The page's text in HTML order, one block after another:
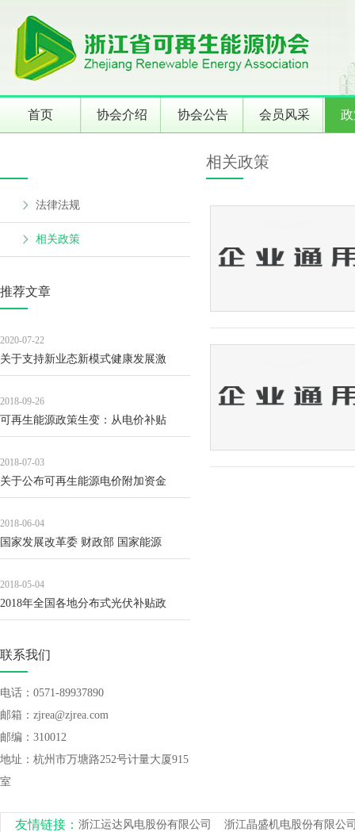
首页 协会介绍 协会公告 会员风采
法律法规
相关政策
推荐文章
2020-07-22
关于支持新业态新模式健康发展激
2018-09-26
可再生能源政策生变：从电价补贴
2018-07-03
关于公布可再生能源电价附加资金
2018-06-04
国家发展改革委 财政部 国家能源
2018-05-04
2018年全国各地分布式光伏补贴政
联系我们
电话：0571-89937890
邮箱：zjrea@zjrea.com
邮编：310012
地址：杭州市万塘路252号计量大厦915
室
相关政策
友情链接： 浙江运达风电股份有限公司
浙江晶盛机电股份有限公